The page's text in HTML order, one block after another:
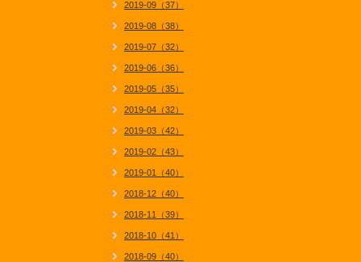
2019-09（37）
2019-08（38）
2019-07（32）
2019-06（36）
2019-05（35）
2019-04（32）
2019-03（42）
2019-02（43）
2019-01（40）
2018-12（40）
2018-11（39）
2018-10（41）
2018-09（40）